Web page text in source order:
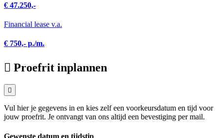
€ 47.250,-
Financial lease v.a.
€ 750,- p./m.
Proefrit inplannen
Vul hier je gegevens in en kies zelf een voorkeursdatum en tijd voor
jouw proefrit. Je ontvangt van ons altijd een bevestiging per mail.
Gewenste datum en tijdstip